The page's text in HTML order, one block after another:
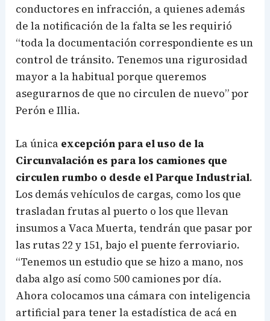
conductores en infracción, a quienes además
de la notificación de la falta se les requirió
“toda la documentación correspondiente es un
control de tránsito. Tenemos una rigurosidad
mayor a la habitual porque queremos
asegurarnos de que no circulen de nuevo” por
Perón e Illia.
La única excepción para el uso de la
Circunvalación es para los camiones que
circulen rumbo o desde el Parque Industrial.
Los demás vehículos de cargas, como los que
trasladan frutas al puerto o los que llevan
insumos a Vaca Muerta, tendrán que pasar por
las rutas 22 y 151, bajo el puente ferroviario.
“Tenemos un estudio que se hizo a mano, nos
daba algo así como 500 camiones por día.
Ahora colocamos una cámara con inteligencia
artificial para tener la estadística de acá en